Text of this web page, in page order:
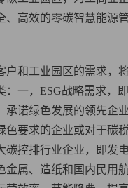
、高效的零碳智慧能源
户和工业园区的需求，
：一，ESG战略需求，
承诺绿色发展的领先企
色要求的企业或对于碳
碳控排行业企业，即发
金属、造纸和国内民用